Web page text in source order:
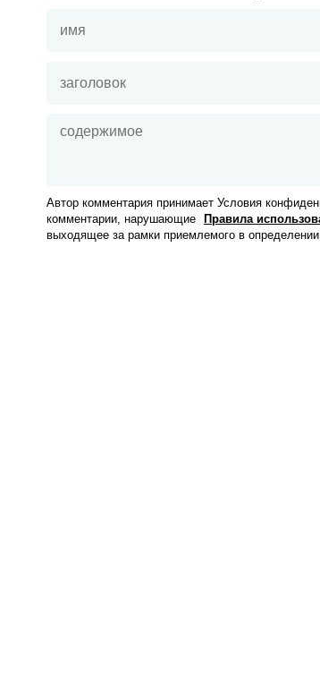
Автор комментария принимает Условия
комментарии, нарушающие
Правила
выходящее за рамки приемлемого в